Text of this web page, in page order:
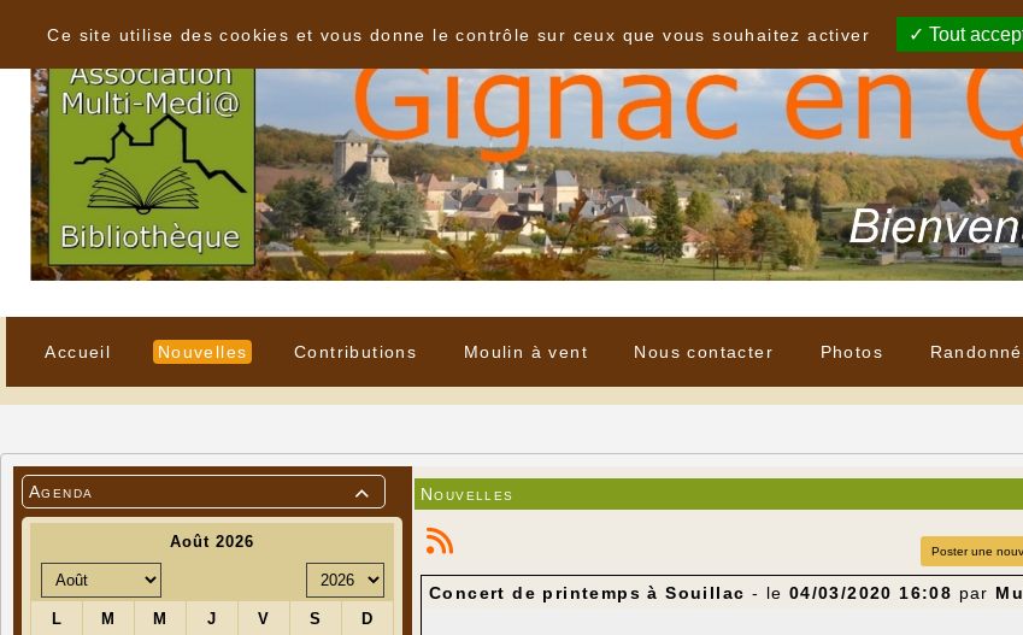
Accueil Nouvelles Contributions Moulin à vent Nous contacter Photos

Agenda Nouvelles
Poster une
Concert de printemps à Souillac - le 04/03/2020 16:08 par
Ce site utilise des cookies et vous donne le contrôle sur ceux que vous souhaitez activer
Tout